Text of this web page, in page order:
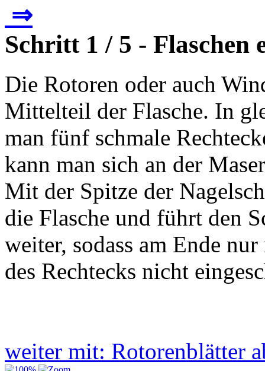
⇒
Schritt 1 / 5 - Flaschen
Die Rotoren oder auch
Mittelteil der Flasche. In
man fünf schmale
kann man sich an der
Mit der Spitze der
die Flasche und führt den
weiter, sodass am Ende
des Rechtecks nicht
weiter mit: Rotorenblätter